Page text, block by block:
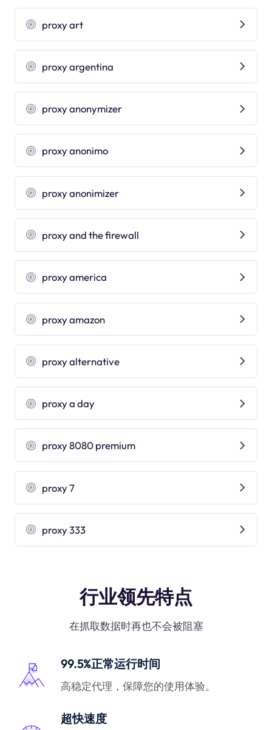
proxy art
proxy argentina
proxy anonymizer
proxy anonimo
proxy anonimizer
proxy and the firewall
proxy america
proxy amazon
proxy alternative
proxy a day
proxy 8080 premium
proxy 7
proxy 333
行业领先特点
在抓取数据时再也不会被阻塞
99.5%正常运行时间
高稳定代理，保障您的使用体验。
超快速度